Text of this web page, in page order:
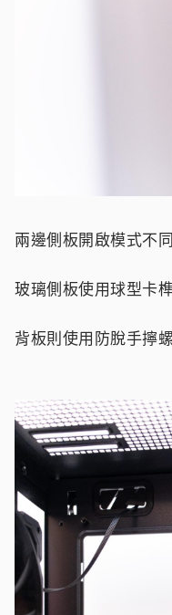
兩邊側板開啟模式不同
玻璃側板使用球型卡
背板則使用防脫手擰